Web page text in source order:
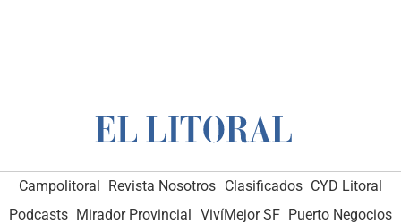
Campolitoral Revista Nosotros Clasificados CYD Litoral
Podcasts Mirador Provincial VivíMejor SF Puerto Negocios